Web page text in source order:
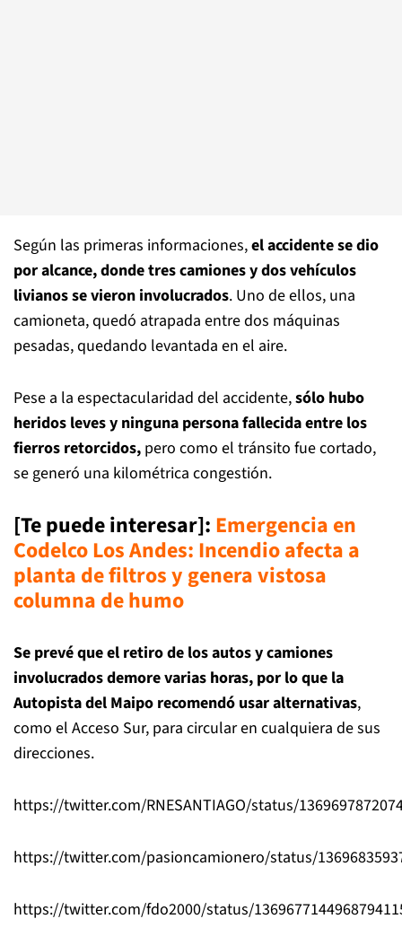
Según las primeras informaciones,el accidente se dio
por alcance, donde tres camiones y dos vehículos
livianos se vieron involucrados. Uno de ellos, una
camioneta, quedó atrapada entre dos máquinas
pesadas, quedando levantada en el aire.
Pese a la espectacularidad del accidente,sólo hubo
heridos leves y ninguna persona fallecida entre los
fierros retorcidos, pero como el tránsito fue cortado,
se generó una kilométrica congestión.
[Te puede interesar]: Emergencia en
Codelco Los Andes: Incendio afecta a
planta de filtros y genera vistosa
columna de humo
Se prevé que el retiro de los autos y camiones
involucrados demore varias horas, por lo que la
Autopista del Maipo recomendó usar alternativas,
como el Acceso Sur, para circular en cualquiera de sus
direcciones.
https://twitter.com/RNESANTIAGO/status/
https://twitter.com/pasioncamionero/status/
https://twitter.com/fdo2000/status/